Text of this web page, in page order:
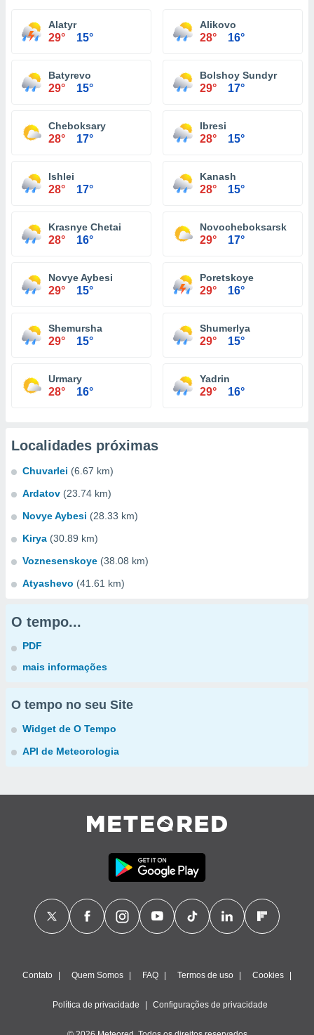
Alatyr
29° 15°
Alikovo
28° 16°
Batyrevo
29° 15°
Bolshoy Sundyr
29° 17°
Cheboksary
28° 17°
Ibresi
28° 15°
Ishlei
28° 17°
Kanash
28° 15°
Krasnye Chetai
28° 16°
Novocheboksarsk
29° 17°
Novye Aybesi
29° 15°
Poretskoye
29° 16°
Shemursha
29° 15°
Shumerlya
29° 15°
Urmary
28° 16°
Yadrin
29° 16°
Localidades próximas
Chuvarlei (6.67 km)
Ardatov (23.74 km)
Novye Aybesi (28.33 km)
Kirya (30.89 km)
Voznesenskoye (38.08 km)
Atyashevo (41.61 km)
O tempo...
PDF
mais informações
O tempo no seu Site
Widget de O Tempo
API de Meteorologia
Contato Quem Somos FAQ Termos de uso Cookies
Política de privacidade Configurações de privacidade